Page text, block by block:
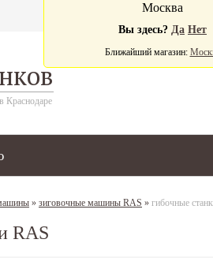
Краснодаре
Москва
Вы здесь? Да Нет
Ближайший магазин:
» зиговочные машины RAS » гибочные
RAS